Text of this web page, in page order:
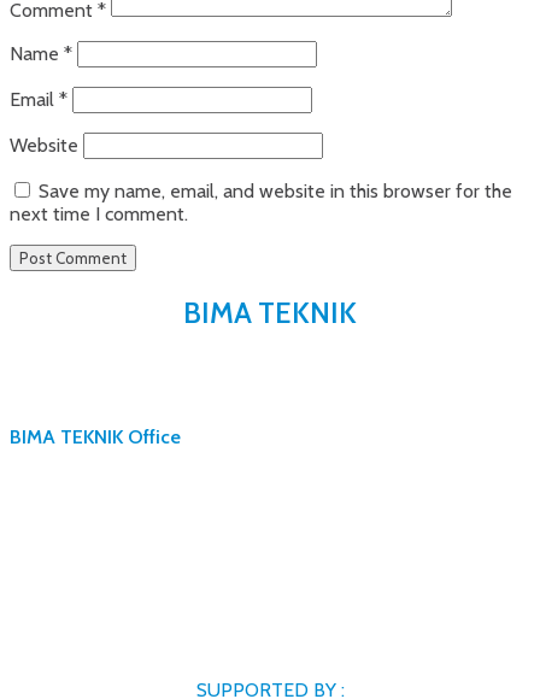
Comment *
Name *
Email *
Website
Save my name, email, and website in this browser for the
next time I comment.
BIMA TEKNIK
BIMA TEKNIK Office
SUPPORTED BY :